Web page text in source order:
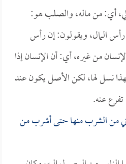
أي: من ماله، والصلب هو:
المال، ويقولون: إن رأس
من غيره، أي: أن الإنسان إذا
نسل لها، لكن الأصل يكون عند
عنه.
من الشرب منها حتى أشرب من